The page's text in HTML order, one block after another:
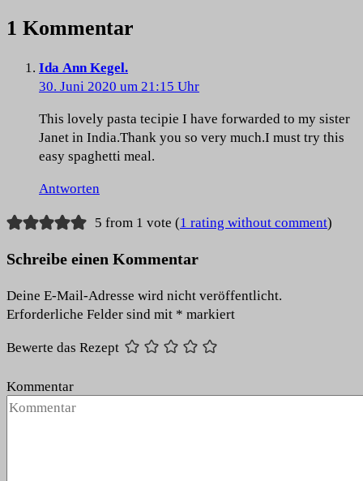
1 Kommentar
Ida Ann Kegel.
30. Juni 2020 um 21:15 Uhr
This lovely pasta tecipie I have forwarded to my sister
Janet in India.Thank you so very much.I must try this
easy spaghetti meal.
Antworten
5 from 1 vote (1 rating without comment)
Schreibe einen Kommentar
Deine E-Mail-Adresse wird nicht veröffentlicht.
Erforderliche Felder sind mit * markiert
Bewerte das Rezept
Kommentar